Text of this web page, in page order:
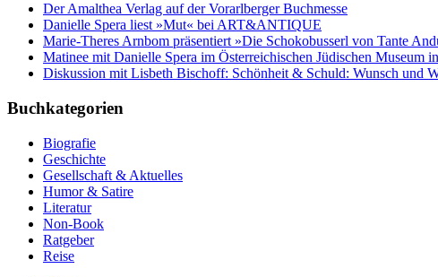
Der Amalthea Verlag auf der Vorarlberger Buchmesse
Danielle Spera liest »Mut« bei ART&ANTIQUE
Marie-Theres Arnbom präsentiert »Die Schokobusserl von Tante
Matinee mit Danielle Spera im Österreichischen Jüdischen Museum
Diskussion mit Lisbeth Bischoff: Schönheit & Schuld: Wunsch und
Buchkategorien
Biografie
Geschichte
Gesellschaft & Aktuelles
Humor & Satire
Literatur
Non-Book
Ratgeber
Reise